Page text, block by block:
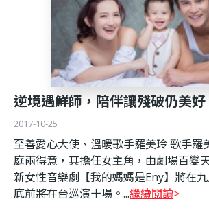
逆境遇鮮師，陪伴讓殘破仍美好
2017-10-25
至善愛心大使、溫暖歌手羅美玲 歌手羅
庭兩得意，其擔任女主角，由劇場百變
新女性音樂劇【我的媽媽是Eny】將在
底前將在台巡演十場。...繼續閱讀